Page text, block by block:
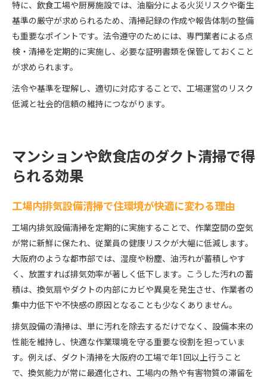
特に、飲食工場や厨房施設では、油脂分による火災リスクや衛生
基準の厳守が求められるため、清掃記録の作成や報告体制の整備
も重要なポイントです。法令遵守のためには、専門業者による点
検・清掃を定期的に実施し、必要な証明書類を保管しておくこと
が求められます。
法令や基準を理解し、適切に対応することで、工場運営のリスク
低減と社会的信頼の維持につながります。
マンションや飲食店のダクト清掃で得
られる効果
工場内排気設備清掃で住環境が快適に変わる理由
工場内排気設備清掃を定期的に実施することで、作業空間の空気
が常に新鮮に保たれ、従業員の健康リスクが大幅に低減します。
大阪府のような都市部では、湿度や粉塵、油汚れが蓄積しやす
く、放置すれば排気効率が著しく低下します。こうした汚れの蓄
積は、換気扇やダクトの内部にカビや異臭を発生させ、作業者の
集中力低下や不快感の原因となることも少なくありません。
排気設備の清掃は、単に汚れを除去するだけでなく、設備本来の
性能を維持し、快適な作業環境を守る重要な役割を担っていま
す。例えば、ダクト清掃を大阪府の工場で年1回以上行うこと
で、換気能力が常に最適化され、工場内の熱や有害物質の滞留を